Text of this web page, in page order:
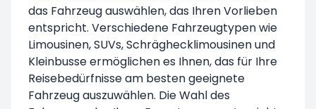
das Fahrzeug auswählen, das Ihren Vorlieben
entspricht. Verschiedene Fahrzeugtypen wie
Limousinen, SUVs, Schräghecklimousinen und
Kleinbusse ermöglichen es Ihnen, das für Ihre
Reisebedürfnisse am besten geeignete
Fahrzeug auszuwählen. Die Wahl des